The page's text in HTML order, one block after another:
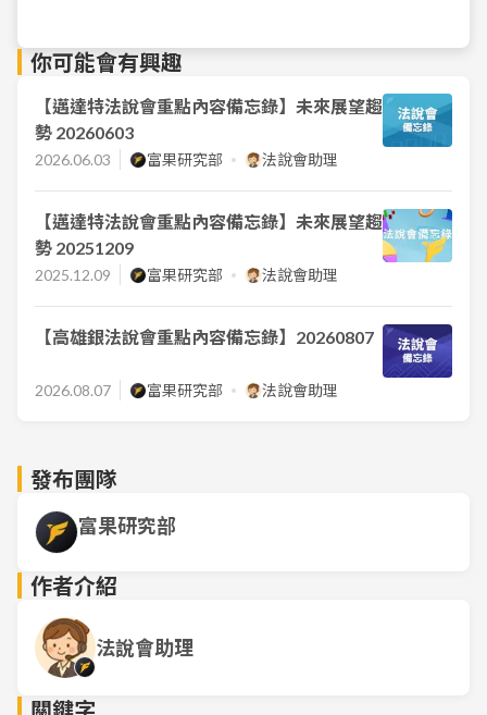
你可能會有興趣
【邁達特法說會重點內容備忘錄】未來展望趨
勢 20260603
2026.06.03 富果研究部 法說會助理
【邁達特法說會重點內容備忘錄】未來展望趨
勢 20251209
2025.12.09 富果研究部 法說會助理
【高雄銀法說會重點內容備忘錄】20260807
2026.08.07 富果研究部 法說會助理
發布團隊
富果研究部
作者介紹
法說會助理
關鍵字